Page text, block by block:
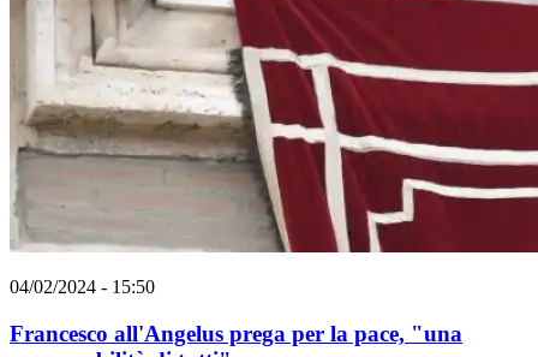
04/02/2024 - 15:50
Francesco all'Angelus prega per la pace, "una